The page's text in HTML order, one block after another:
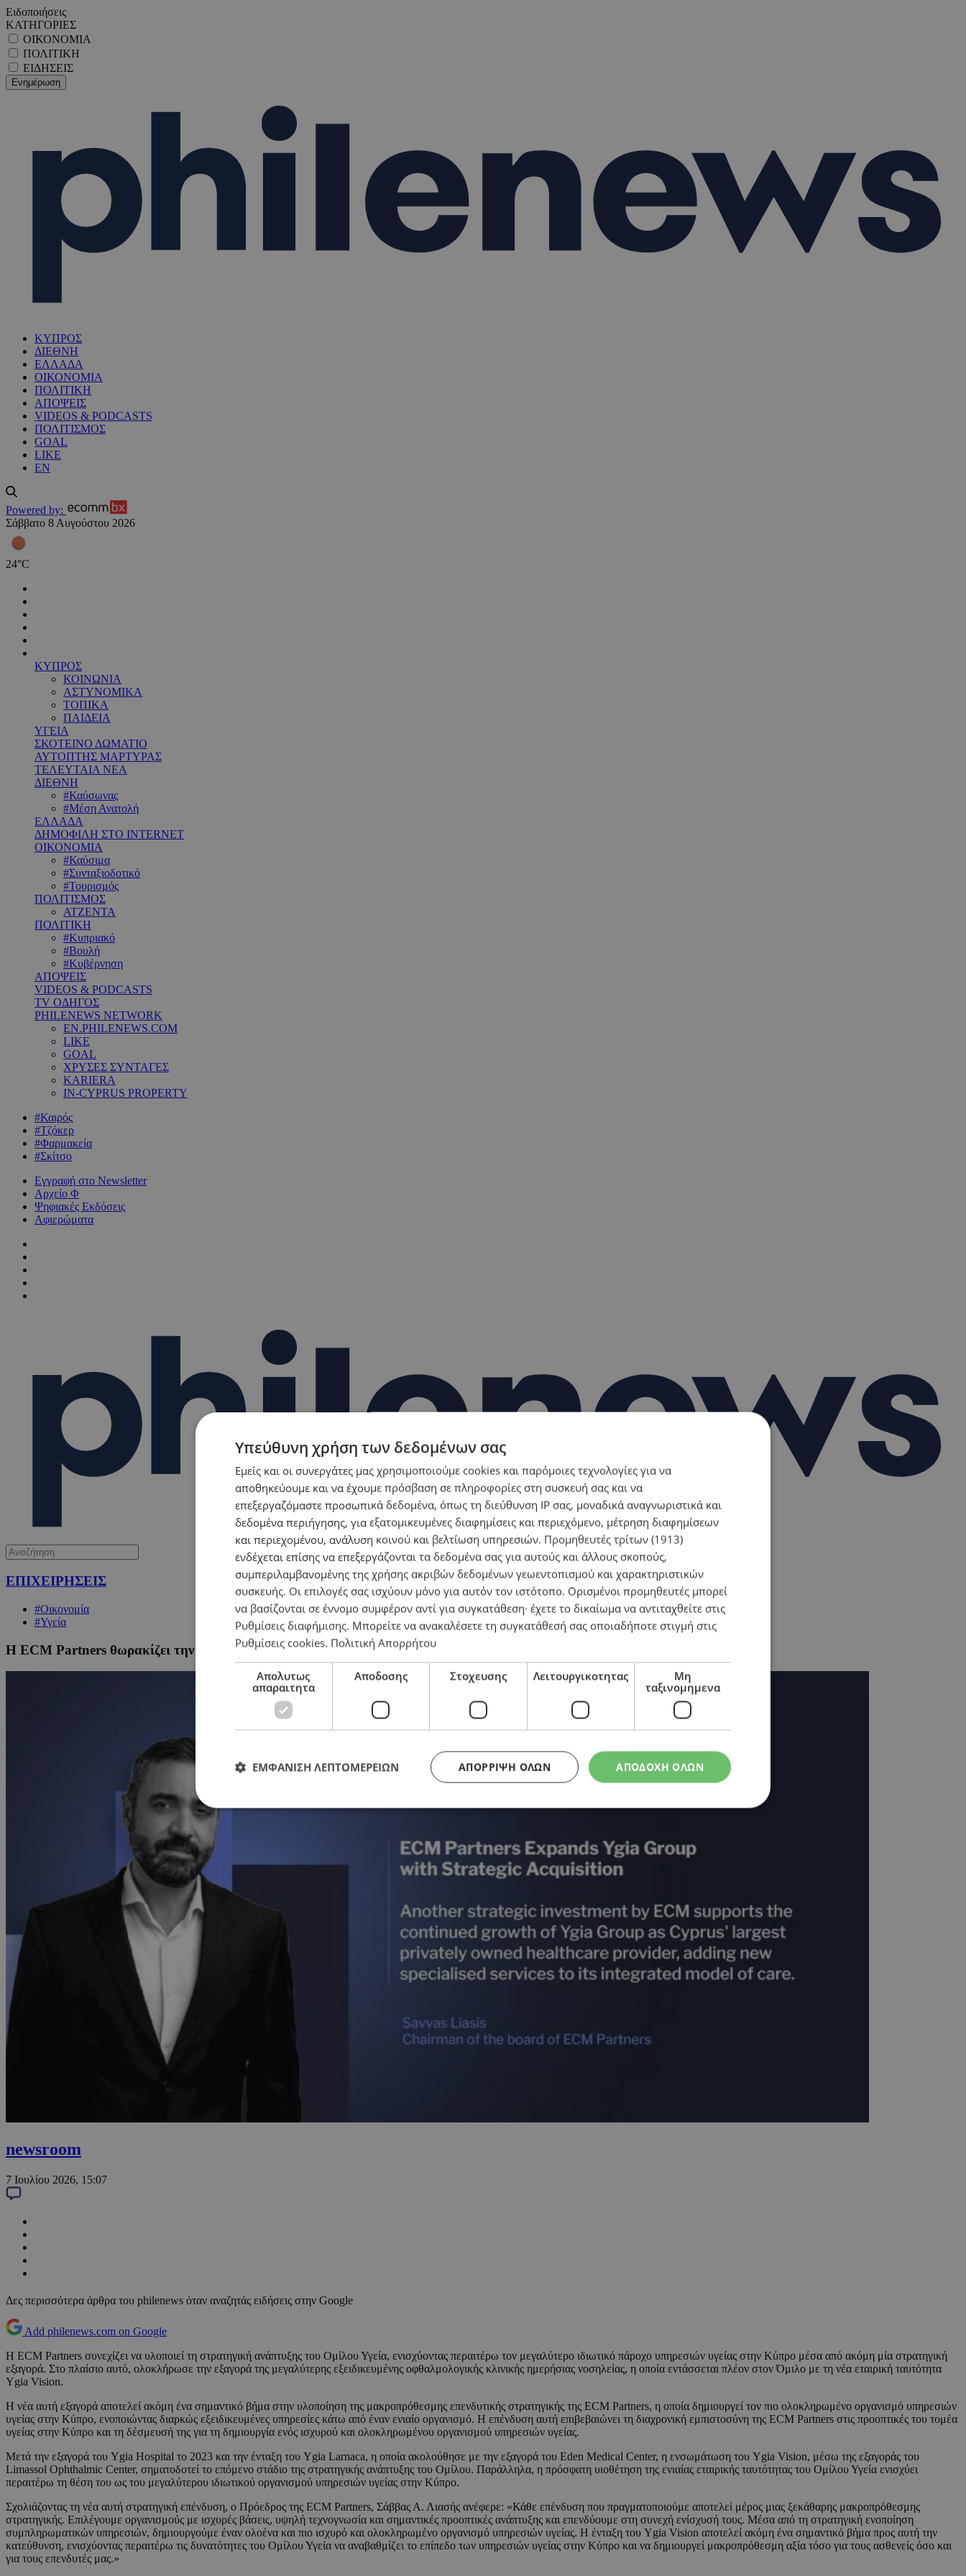
Ειδοποιήσεις
ΚΑΤΗΓΟΡΙΕΣ
ΟΙΚΟΝΟΜΙΑ
ΠΟΛΙΤΙΚΗ
ΕΙΔΗΣΕΙΣ
ΚΥΠΡΟΣ
ΔΙΕΘΝΗ
ΕΛΛΑΔΑ
ΟΙΚΟΝΟΜΙΑ
ΠΟΛΙΤΙΚΗ
ΑΠΟΨΕΙΣ
VIDEOS & PODCASTS
ΠΟΛΙΤΙΣΜΟΣ
GOAL
LIKE
EN
Powered by:
Σάββατο 8 Αυγούστου 2026
24°C
ΚΥΠΡΟΣ
ΚΟΙΝΩΝΙΑ
ΑΣΤΥΝΟΜΙΚΑ
ΤΟΠΙΚΑ
ΠΑΙΔΕΙΑ
ΥΓΕΙΑ
ΣΚΟΤΕΙΝΟ ΔΩΜΑΤΙΟ
ΑΥΤΟΠΤΗΣ ΜΑΡΤΥΡΑΣ
ΤΕΛΕΥΤΑΙΑ ΝΕΑ
ΔΙΕΘΝΗ
#Καύσωνας
#Μέση Ανατολή
ΕΛΛΑΔΑ
ΔΗΜΟΦΙΛΗ ΣΤΟ INTERNET
ΟΙΚΟΝΟΜΙΑ
#Καύσιμα
#Συνταξιοδοτικό
#Τουρισμός
ΠΟΛΙΤΙΣΜΟΣ
ΑΤΖΕΝΤΑ
ΠΟΛΙΤΙΚΗ
#Κυπριακό
#Βουλή
#Κυβέρνηση
ΑΠΟΨΕΙΣ
VIDEOS & PODCASTS
TV ΟΔΗΓΟΣ
PHILENEWS NETWORK
EN.PHILENEWS.COM
LIKE
GOAL
ΧΡΥΣΕΣ ΣΥΝΤΑΓΕΣ
KARIERA
IN-CYPRUS PROPERTY
#Καιρός
#Τζόκερ
#Φαρμακεία
#Σκίτσο
Εγγραφή στο Newsletter
Αρχείο Φ
Ψηφιακές Εκδόσεις
Αφιερώματα
ΕΠΙΧΕΙΡΗΣΕΙΣ
#Οικονομία
#Υγεία
Η ECM Partners θωρακίζει την ηγετική θέση του Ομίλου Υγεία με νέα στρατηγική εξαγορά
newsroom
7 Ιουλίου 2026, 15:07
Δες περισσότερα άρθρα του philenews όταν αναζητάς ειδήσεις στην Google
Add philenews.com on Google
Η ECM Partners συνεχίζει να υλοποιεί τη στρατηγική ανάπτυξης του Ομίλου Υγεία, ενισχύοντας περαιτέρω τον μεγαλύτερο ιδιωτικό πάροχο υπηρεσιών υγείας στην Κύπρο μέσα από ακόμη μία στρατηγική
εξαγορά. Στο πλαίσιο αυτό, ολοκλήρωσε την εξαγορά της μεγαλύτερης εξειδικευμένης οφθαλμολογικής κλινικής ημερήσιας νοσηλείας, η οποία εντάσσεται πλέον στον Όμιλο με τη νέα εταιρική ταυτότητα
Ygia Vision.
Η νέα αυτή εξαγορά αποτελεί ακόμη ένα σημαντικό βήμα στην υλοποίηση της μακροπρόθεσμης επενδυτικής στρατηγικής της ECM Partners, η οποία δημιουργεί τον πιο ολοκληρωμένο οργανισμό υπηρεσιών
υγείας στην Κύπρο, ενοποιώντας διαρκώς εξειδικευμένες υπηρεσίες κάτω από έναν ενιαίο οργανισμό. Η επένδυση αυτή επιβεβαιώνει τη διαχρονική εμπιστοσύνη της ECM Partners στις προοπτικές του τομέα
υγείας στην Κύπρο και τη δέσμευσή της για τη δημιουργία ενός ισχυρού και ολοκληρωμένου οργανισμού υπηρεσιών υγείας.
Μετά την εξαγορά του Ygia Hospital το 2023 και την ένταξη του Ygia Larnaca, η οποία ακολούθησε με την εξαγορά του Eden Medical Center, η ενσωμάτωση του Ygia Vision, μέσω της εξαγοράς του
Limassol Ophthalmic Center, σηματοδοτεί το επόμενο στάδιο της στρατηγικής ανάπτυξης του Ομίλου. Παράλληλα, η πρόσφατη υιοθέτηση της ενιαίας εταιρικής ταυτότητας του Ομίλου Υγεία ενισχύει
περαιτέρω τη θέση του ως του μεγαλύτερου ιδιωτικού οργανισμού υπηρεσιών υγείας στην Κύπρο.
Σχολιάζοντας τη νέα αυτή στρατηγική επένδυση, ο Πρόεδρος της ECM Partners, Σάββας Α. Λιασής ανέφερε: «Κάθε επένδυση που πραγματοποιούμε αποτελεί μέρος μιας ξεκάθαρης μακροπρόθεσμης
στρατηγικής. Επιλέγουμε οργανισμούς με ισχυρές βάσεις, υψηλή τεχνογνωσία και σημαντικές προοπτικές ανάπτυξης και επενδύουμε στη συνεχή ενίσχυσή τους. Μέσα από τη στρατηγική ενοποίηση
συμπληρωματικών υπηρεσιών, δημιουργούμε έναν ολοένα και πιο ισχυρό και ολοκληρωμένο οργανισμό υπηρεσιών υγείας. Η ένταξη του Ygia Vision αποτελεί ακόμη ένα σημαντικό βήμα προς αυτή την
κατεύθυνση, ενισχύοντας περαιτέρω τις δυνατότητες του Ομίλου Υγεία να αναβαθμίζει το επίπεδο των υπηρεσιών υγείας στην Κύπρο και να δημιουργεί μακροπρόθεσμη αξία τόσο για τους ασθενείς όσο και
για τους επενδυτές μας.»
Υπεύθυνη χρήση των δεδομένων σας
Εμείς και οι συνεργάτες μας χρησιμοποιούμε cookies και παρόμοιες τεχνολογίες για να
αποθηκεύουμε και να έχουμε πρόσβαση σε πληροφορίες στη συσκευή σας και να
επεξεργαζόμαστε προσωπικά δεδομένα, όπως τη διεύθυνση IP σας, μοναδικά αναγνωριστικά και
δεδομένα περιήγησης, για εξατομικευμένες διαφημίσεις και περιεχόμενο, μέτρηση διαφημίσεων
και περιεχομένου, ανάλυση κοινού και βελτίωση υπηρεσιών. Προμηθευτές τρίτων (1913)
ενδέχεται επίσης να επεξεργάζονται τα δεδομένα σας για αυτούς και άλλους σκοπούς,
συμπεριλαμβανομένης της χρήσης ακριβών δεδομένων γεωεντοπισμού και χαρακτηριστικών
συσκευής. Οι επιλογές σας ισχύουν μόνο για αυτόν τον ιστότοπο. Ορισμένοι προμηθευτές μπορεί
να βασίζονται σε έννομο συμφέρον αντί για συγκατάθεση· έχετε το δικαίωμα να αντιταχθείτε στις
Ρυθμίσεις διαφήμισης. Μπορείτε να ανακαλέσετε τη συγκατάθεσή σας οποιαδήποτε στιγμή στις
Ρυθμίσεις cookies. Πολιτική Απορρήτου
Απολυτως
απαραιτητα
Αποδοσης Στοχευσης Λειτουργικοτητας
Μη
ταξινομημενα
ΑΠΟΔΟΧΗ ΟΛΩΝ
ΑΠΌΡΡΙΨΗ ΌΛΩΝ
ΕΜΦΑΝΙΣΗ ΛΕΠΤΟΜΕΡΕΙΩΝ